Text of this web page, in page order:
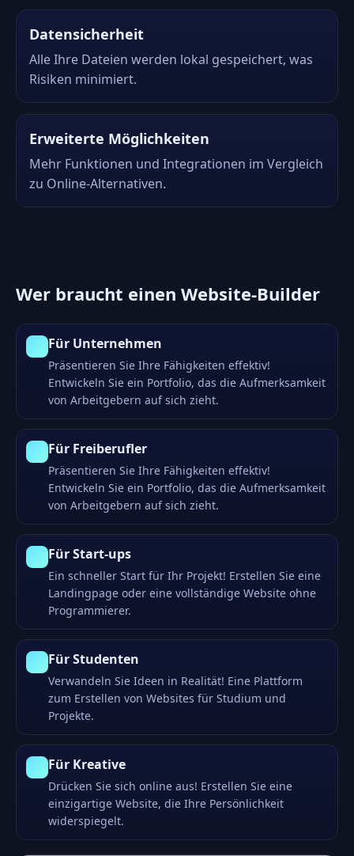
Datensicherheit
Alle Ihre Dateien werden lokal gespeichert, was
Risiken minimiert.
Erweiterte Möglichkeiten
Mehr Funktionen und Integrationen im Vergleich
zu Online-Alternativen.
Wer braucht einen Website-Builder
Für Unternehmen
Präsentieren Sie Ihre Fähigkeiten effektiv!
Entwickeln Sie ein Portfolio, das die Aufmerksamkeit
von Arbeitgebern auf sich zieht.
Für Freiberufler
Präsentieren Sie Ihre Fähigkeiten effektiv!
Entwickeln Sie ein Portfolio, das die Aufmerksamkeit
von Arbeitgebern auf sich zieht.
Für Start-ups
Ein schneller Start für Ihr Projekt! Erstellen Sie eine
Landingpage oder eine vollständige Website ohne
Programmierer.
Für Studenten
Verwandeln Sie Ideen in Realität! Eine Plattform
zum Erstellen von Websites für Studium und
Projekte.
Für Kreative
Drücken Sie sich online aus! Erstellen Sie eine
einzigartige Website, die Ihre Persönlichkeit
widerspiegelt.